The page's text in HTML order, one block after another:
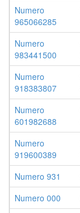
Numero
965066285
Numero
983441500
Numero
918383807
Numero
601982688
Numero
919600389
Numero 931
Numero 000